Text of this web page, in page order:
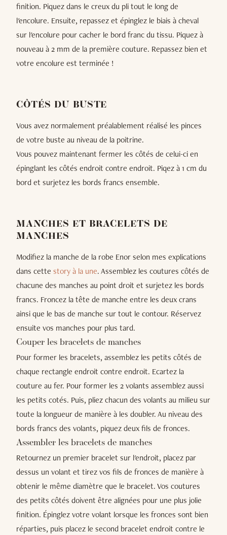
finition. Piquez dans le creux du pli tout le long de
l'encolure. Ensuite, repassez et épinglez le biais à cheval
sur l'encolure pour cacher le bord franc du tissu. Piquez à
nouveau à 2 mm de la première couture. Repassez bien et
votre encolure est terminée !
CÔTÉS DU BUSTE
Vous avez normalement préalablement réalisé les pinces
de votre buste au niveau de la poitrine.
Vous pouvez maintenant fermer les côtés de celui-ci en
épinglant les côtés endroit contre endroit. Piqez à 1 cm du
bord et surjetez les bords francs ensemble.
MANCHES ET BRACELETS DE
MANCHES
Modifiez la manche de la robe Enor selon mes explications
dans cette story à la une. Assemblez les coutures côtés de
chacune des manches au point droit et surjetez les bords
francs. Froncez la tête de manche entre les deux crans
ainsi que le bas de manche sur tout le contour. Réservez
ensuite vos manches pour plus tard.
Couper les bracelets de manches
Pour former les bracelets, assemblez les petits côtés de
chaque rectangle endroit contre endroit. Ecartez la
couture au fer. Pour former les 2 volants assemblez aussi
les petits cotés. Puis, pliez chacun des volants au milieu sur
toute la longueur de manière à les doubler. Au niveau des
bords francs des volants, piquez deux fils de fronces.
Assembler les bracelets de manches
Retournez un premier bracelet sur l'endroit, placez par
dessus un volant et tirez vos fils de fronces de manière à
obtenir le même diamètre que le bracelet. Vos coutures
des petits côtés doivent être alignées pour une plus jolie
finition. Épinglez votre volant lorsque les fronces sont bien
réparties, puis placez le second bracelet endroit contre le